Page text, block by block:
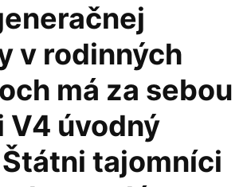
v rodinných
má za sebou
V4 úvodný
tajomníci